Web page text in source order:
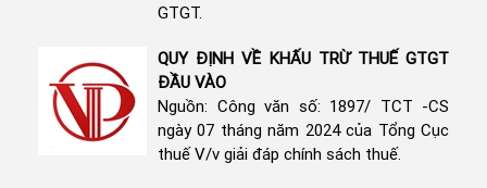
GTGT.
QUY ĐỊNH VỀ KHẤU TRỪ THUẾ GTGT
ĐẦU VÀO
Nguồn: Công văn số: 1897/ TCT -CS
ngày 07 tháng năm 2024 của Tổng Cục
thuế V/v giải đáp chính sách thuế.